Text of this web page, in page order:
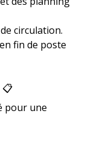
circulation.
fin de poste
📋
pour une